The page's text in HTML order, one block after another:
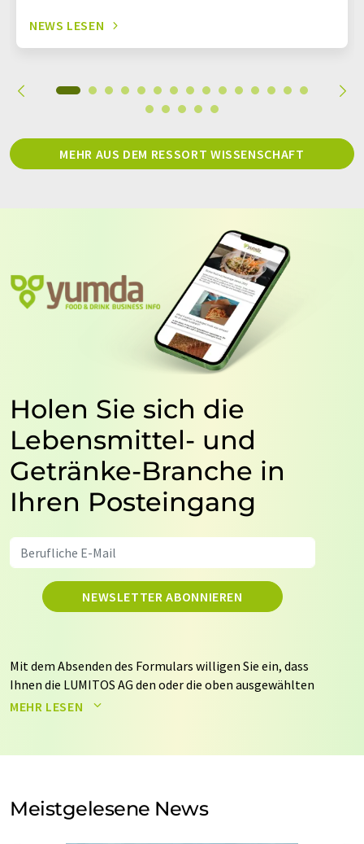
NEWS LESEN
MEHR AUS DEM RESSORT WISSENSCHAFT
Holen Sie sich die
Lebensmittel- und
Getränke-Branche in
Ihren Posteingang
NEWSLETTER ABONNIEREN
Mit dem Absenden des Formulars willigen Sie ein, dass
Ihnen die LUMITOS AG den oder die oben ausgewählten
Newsletter per E-Mail zusendet. Ihre Daten werden
auf Basis unsererDatenschutzerklärung. LUMITOS darf
Meinungsforschung per E-Mail kontaktieren. Ihre
Einwilligung können Sie jederzeit ohne Angabe von
MEHR LESEN
Meistgelesene News